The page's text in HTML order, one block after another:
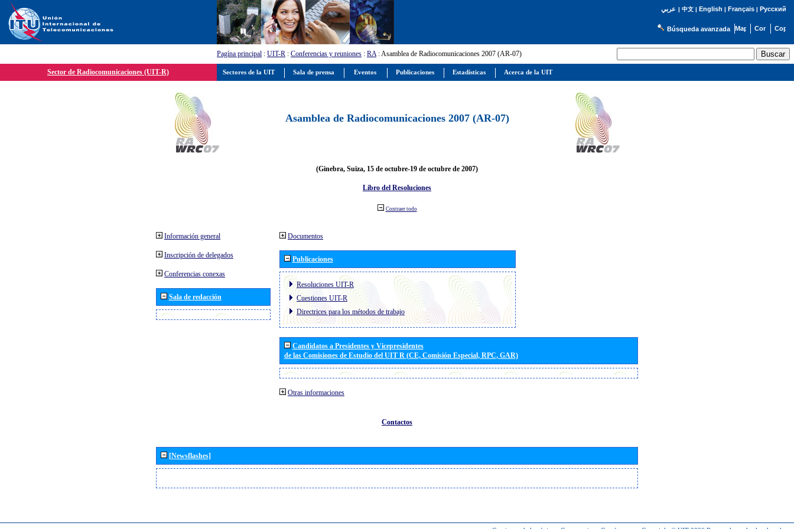
عربي | 中文| English | Français| Русский
Búsqueda avanzada
Pagína principal : UIT-R : Conferencias y reuniones : RA: Asamblea de Radiocomunicaciones 2007 (AR-07)
Sector de Radiocomunicaciones (UIT-R)
Asamblea de Radiocomunicaciones 2007 (AR-07)
(Ginebra, Suiza, 15 de octubre-19 de octubre de 2007)
Libro del Resoluciones
Contraer todo
Información general
Inscripción de delegados
Conferencias conexas
Sala de redacción
Documentos
Publicaciones
Resoluciones UIT-R
Cuestiones UIT-R
Directrices para los métodos de trabajo
Candidatos a Presidentes y Vicepresidentes
de las Comisiones de Estudio del UIT R (CE, Comisión Especial, RPC, GAR)
Otras informaciones
Contactos
[Newsflashes]
Sectores de la UIT Sala de prensa Eventos Publicaciones Estadísticas Acerca de la UIT